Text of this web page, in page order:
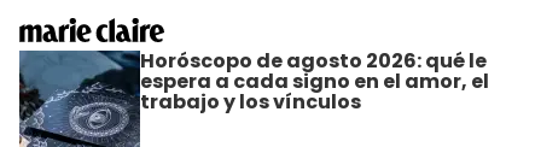
Horóscopo de agosto 2026: qué le
espera a cada signo en el amor, el
trabajo y los vínculos